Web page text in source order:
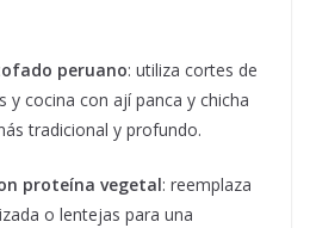
peruano: utiliza cortes de
y cocina con ají panca y chicha
tradicional y profundo.
proteína vegetal: reemplaza
o lentejas para una